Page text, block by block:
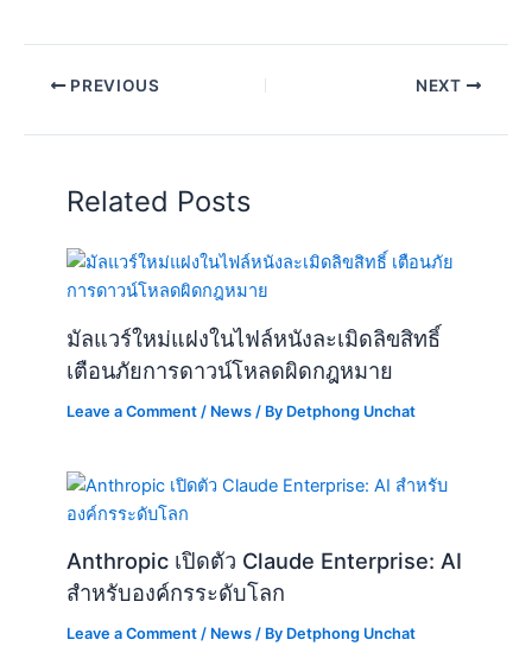
PREVIOUS NEXT
Related Posts
มัลแวร์ใหม่แฝงในไฟล์หนังละเมิดลิขสิทธิ์
เตือนภัยการดาวน์โหลดผิดกฎหมาย
Leave a Comment / News / By Detphong Unchat
Anthropic เปิดตัว Claude Enterprise: AI
สำหรับองค์กรระดับโลก
Leave a Comment / News / By Detphong Unchat